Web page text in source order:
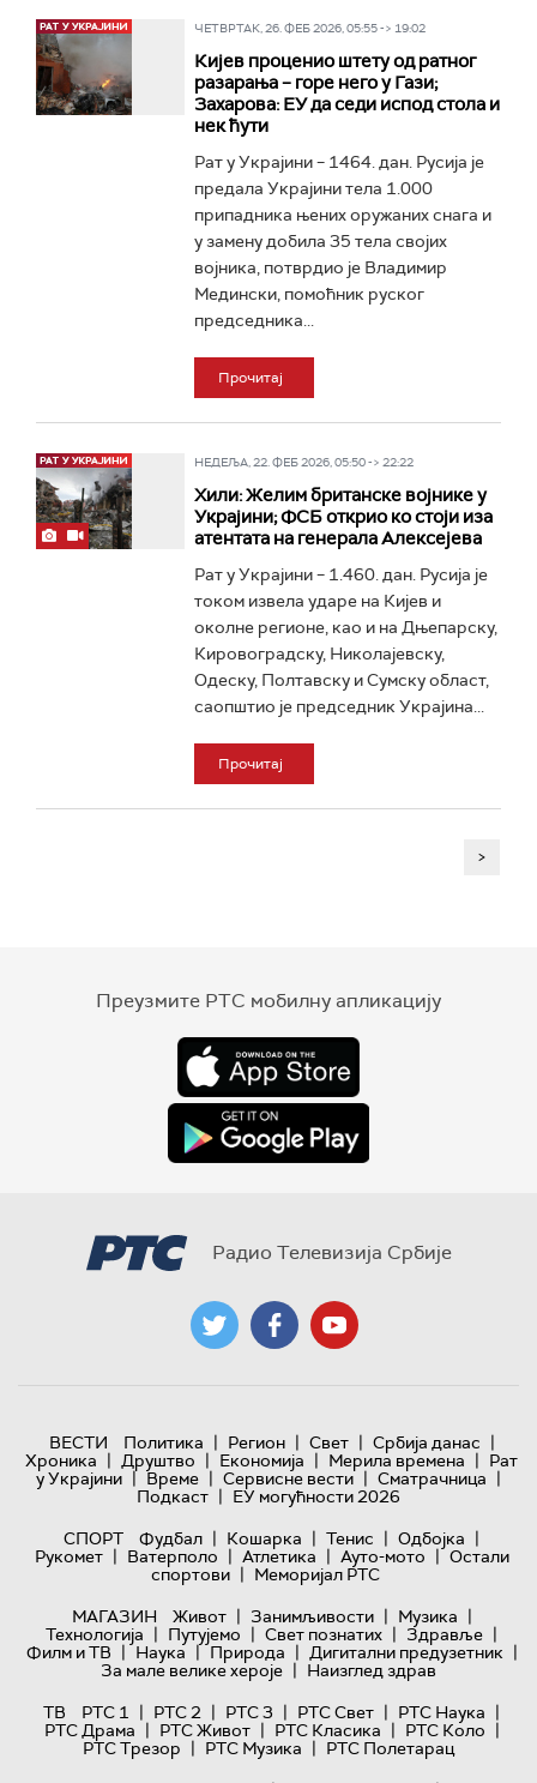
ЧЕТВРТАК, 26. ФЕБ 2026, 05:55 -> 19:02
Кијев проценио штету од ратног
разарања – горе него у Гази;
Захарова: ЕУ да седи испод стола и
нек ћути
Рат у Украјини – 1464. дан. Русија је
предала Украјини тела 1.000
припадника њених оружаних снага и
у замену добила 35 тела својих
војника, потврдио је Владимир
Медински, помоћник руског
председника...
Прочитај
НЕДЕЉА, 22. ФЕБ 2026, 05:50 -> 22:22
Хили: Желим британске војнике у
Украјини; ФСБ открио ко стоји иза
атентата на генерала Алексејева
Рат у Украјини – 1.460. дан. Русија је
током извела ударе на Кијев и
околне регионе, као и на Дњепарску,
Кировоградску, Николајевску,
Одеску, Полтавску и Сумску област,
саопштио је председник Украјина...
Прочитај
>
Преузмите РТС мобилну апликацију
Радио Телевизија Србије
ВЕСТИ Политика | Регион | Свет | Србија данас |
Хроника | Друштво | Економија | Мерила времена | Рат
у Украјини | Време | Сервисне вести | Сматрачница |
Подкаст | ЕУ могућности 2026
СПОРТ
Фудбал | Кошарка | Тенис | Одбојка |
Рукомет | Ватерполо | Атлетика | Ауто-мото | Остали
спортови | Меморијал РТС
МАГАЗИН
Живот | Занимљивости | Музика |
Технологијa | Путујемо | Свет познатих | Здравље |
Филм и ТВ | Наука | Природа | Дигитални предузетник |
За мале велике хероје | Наизглед здрав
ТВ
РТС 1 | РТС 2 | РТС 3 | РТС Свет | РТС Наука |
РТС Драма | РТС Живот | РТС Класика | РТС Коло |
РТС Трезор | РТС Музика | РТС Полетарац